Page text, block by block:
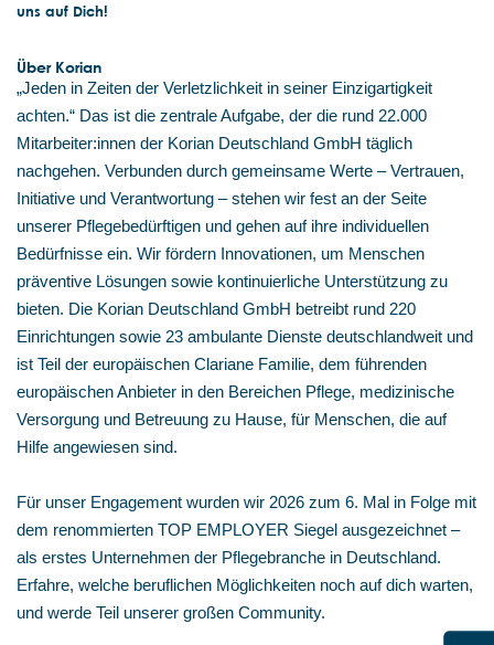
uns auf Dich!
Über Korian
„Jeden in Zeiten der Verletzlichkeit in seiner Einzigartigkeit
achten.“ Das ist die zentrale Aufgabe, der die rund 22.000
Mitarbeiter:innen der Korian Deutschland GmbH täglich
nachgehen. Verbunden durch gemeinsame Werte – Vertrauen,
Initiative und Verantwortung – stehen wir fest an der Seite
unserer Pflegebedürftigen und gehen auf ihre individuellen
Bedürfnisse ein. Wir fördern Innovationen, um Menschen
präventive Lösungen sowie kontinuierliche Unterstützung zu
bieten. Die Korian Deutschland GmbH betreibt rund 220
Einrichtungen sowie 23 ambulante Dienste deutschlandweit und
ist Teil der europäischen Clariane Familie, dem führenden
europäischen Anbieter in den Bereichen Pflege, medizinische
Versorgung und Betreuung zu Hause, für Menschen, die auf
Hilfe angewiesen sind.
Für unser Engagement wurden wir 2026 zum 6. Mal in Folge mit
dem renommierten TOP EMPLOYER Siegel ausgezeichnet –
als erstes Unternehmen der Pflegebranche in Deutschland.
Erfahre, welche beruflichen Möglichkeiten noch auf dich warten,
und werde Teil unserer großen Community.